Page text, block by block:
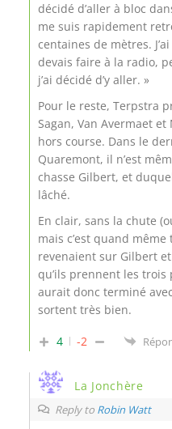
décidé d’aller à bloc
me suis rapidement
centaines de mètres.
devais faire à la radio,
j’ai décidé d’y aller. »
Pour le reste, Terpstra
Sagan, Van Avermaet
hors course. Dans le
Quaremont, il n’est
chasse Gilbert, et
lâché.
En clair, sans la chute
mais c’est quand
revenaient sur Gilbert
qu’ils prennent les trois
aurait donc terminé
sortent très bien.
4 -2
La Jonchère
Reply to Robin Watt